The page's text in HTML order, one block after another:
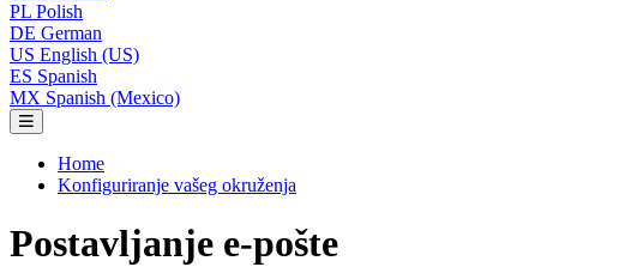
PL Polish
DE German
US English (US)
ES Spanish
MX Spanish (Mexico)
Home
Konfiguriranje vašeg okruženja
Postavljanje e-pošte